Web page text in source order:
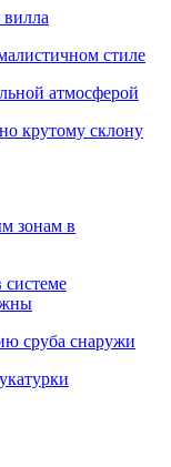
вилла
стиле
атмосферой
крутому склону
зонам в
системе
сруба снаружи